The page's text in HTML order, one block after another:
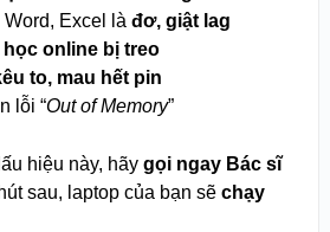
Excel là đơ, giật lag
học online bị treo
to, mau hết pin
lỗi “Out of Memory”
hiệu này, hãy gọi ngay Bác sĩ
sau, laptop của bạn sẽ chạy